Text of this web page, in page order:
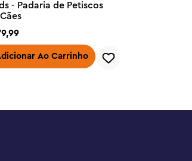
- Padaria de Petiscos
,99
Ao Carrinho